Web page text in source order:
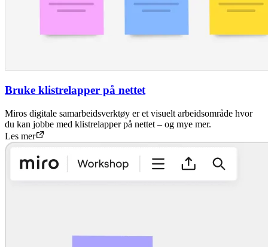
Bruke klistrelapper på nettet
Miros digitale samarbeidsverktøy er et visuelt arbeidsområde hvor
du kan jobbe med klistrelapper på nettet – og mye mer.
Les mer